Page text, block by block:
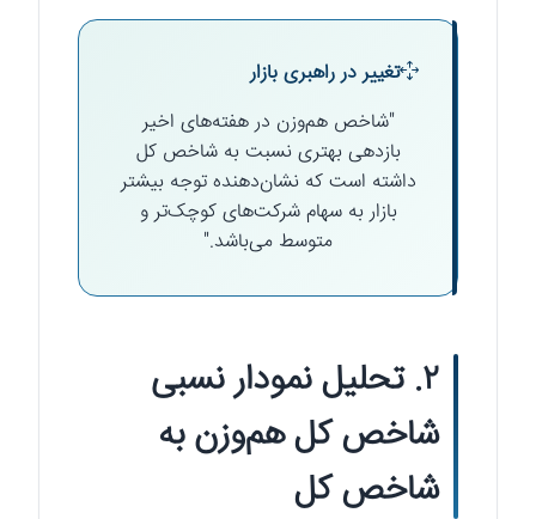
تغییر در راهبری بازار
"شاخص هم‌وزن در هفته‌های اخیر
بازدهی بهتری نسبت به شاخص کل
داشته است که نشان‌دهنده توجه بیشتر
بازار به سهام شرکت‌های کوچک‌تر و
متوسط می‌باشد."
۲. تحلیل نمودار نسبی
شاخص کل هم‌وزن به
شاخص کل